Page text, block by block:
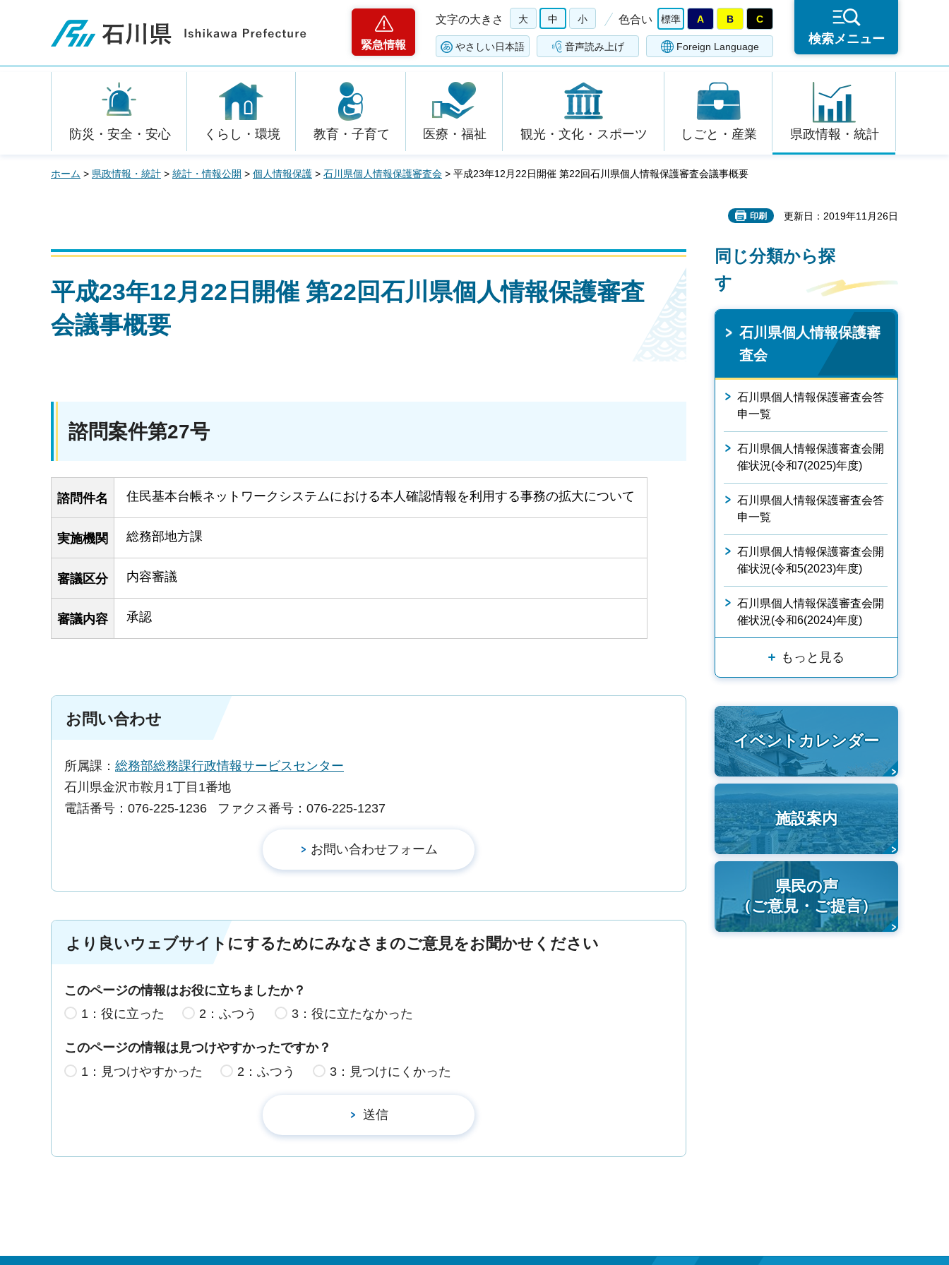
石川県
緊急情報
文字の大きさ 大 中 小 色合い 標準 A B C
やさしい日本語 音声読み上げ Foreign Language
検索メニュー
防災・安全・安心 くらし・環境 教育・子育て 医療・福祉 観光・文化・スポーツ しごと・産業 県政情報・統計
ホーム > 県政情報・統計 > 統計・情報公開 > 個人情報保護 > 石川県個人情報保護審査会 > 平成23年12月22日開催 第22回石川県個人情報保護審査会議事概要
印刷 更新日：2019年11月26日
平成23年12月22日開催 第22回石川県個人情報保護審査
会議事概要
諮問案件第27号
諮問件名 住民基本台帳ネットワークシステムにおける本人確認情報を利用する事務の拡大について
実施機関 総務部地方課
審議区分 内容審議
審議内容 承認
お問い合わせ
所属課： 総務部総務課行政情報サービスセンター
石川県金沢市鞍月1丁目1番地
電話番号：076-225-1236
ファクス番号：076-225-1237
より良いウェブサイトにするためにみなさまのご意見をお聞かせください
このページの情報はお役に立ちましたか？
1：役に立った
2：ふつう 3：役に立たなかった
このページの情報は見つけやすかったですか？
1：見つけやすかった
2：ふつう 3：見つけにくかった
同じ分類から探
す
石川県個人情報保護審
査会
石川県個人情報保護審査会答
申一覧
石川県個人情報保護審査会開
催状況(令和7(2025)年度)
石川県個人情報保護審査会答
申一覧
石川県個人情報保護審査会開
催状況(令和5(2023)年度)
石川県個人情報保護審査会開
催状況(令和6(2024)年度)
もっと見る
イベントカレンダー
施設案内
県民の声
（ご意見・ご提言）